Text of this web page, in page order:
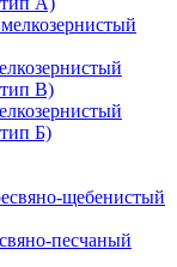
В)
Б)
щебенистый
песчаный